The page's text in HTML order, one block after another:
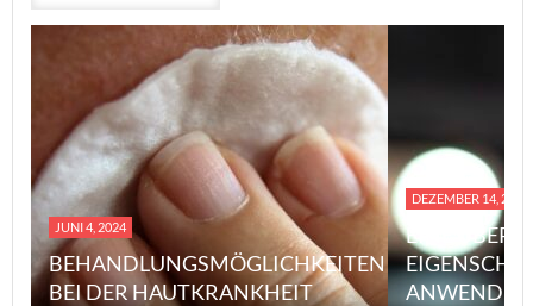
JUNI 4, 2024
BEHANDLUNGSMÖGLICHKEITEN
BEI DER HAUTKRANKHEIT
DEZEMBER 14, 2023
EINE